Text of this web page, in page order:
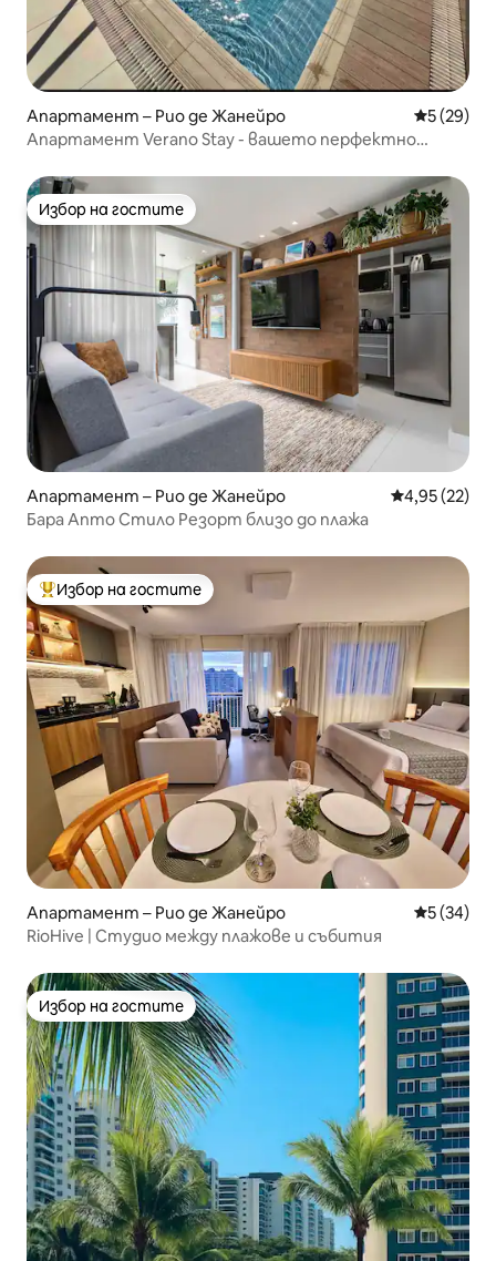
Апартамент – Рио де Жанейро Средна
5 (29)
Апартамент Verano Stay - вашето перфектно
Избор на гостите
Избор на гостите
Апартамент – Рио де Жанейро Средна
4,95 (22)
Бара Апто Стило Резорт близо до плажа
Най-популярен избор на гостите
Избор на гостите
Апартамент – Рио де Жанейро Средна
5 (34)
RioHive | Студио между плажове и събития
Избор на гостите
Избор на гостите